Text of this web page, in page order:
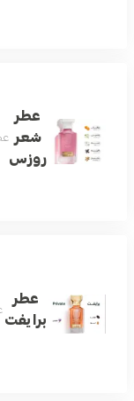
عطر
شعر
روزس
عطر
برايفت